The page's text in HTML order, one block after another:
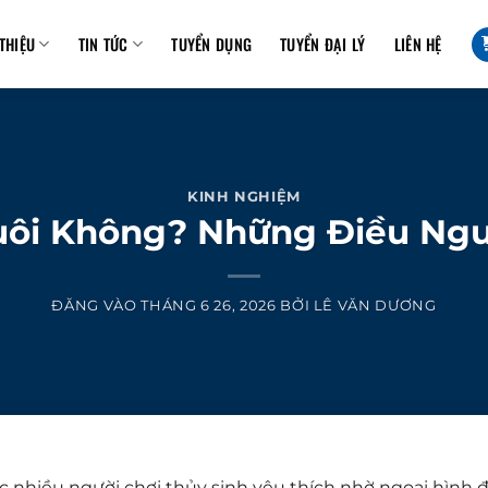
TIN TỨC TUYỂN DỤNG TUYỂN ĐẠI LÝ LIÊN HỆ
KINH NGHIỆM
Không? Những Điều
ĐĂNG VÀOTHÁNG 6 26, 2026 BỞI LÊ VĂN DƯƠNG